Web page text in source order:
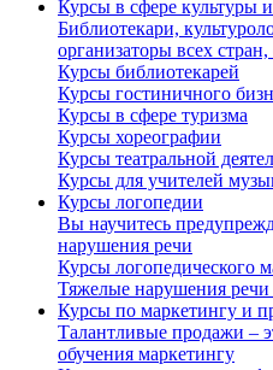
Курсы в сфере культуры и
Библиотекари,
организаторы всех
Курсы библиотекарей
Курсы гостиничного
Курсы в сфере туризма
Курсы хореографии
Курсы театральной
Курсы для учителей
Курсы логопедии
Вы научитесь
нарушения речи
Курсы логопедического
Тяжелые нарушения
Курсы по маркетингу и
Талантливые продажи –
обучения маркетингу